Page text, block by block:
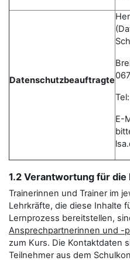
Datenschutzbeauftragte
E-
1.2 Verantwortung für die
Trainerinnen und Trainer im
Lehrkräfte, die diese Inhalte
Lernprozess bereitstellen,
Ansprechpartnerinnen und -
zum Kurs. Die Kontaktdaten
Teilnehmer aus dem